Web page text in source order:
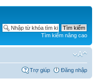
Tìm kiếm nâng cao
Trợ giúp Đăng nhập